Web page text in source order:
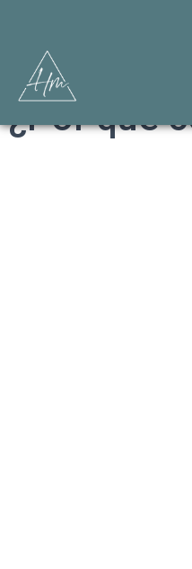
¿Por que